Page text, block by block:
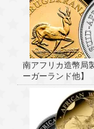
南アフリカ造幣局
ーガーランド他】